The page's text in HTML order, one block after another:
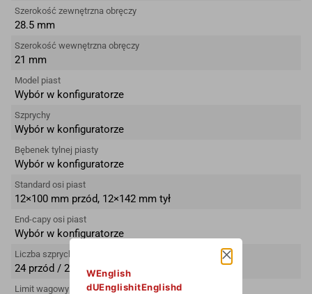
Szerokość zewnętrzna obręczy
28.5 mm
Szerokość wewnętrzna obręczy
21 mm
Model piast
Wybór w konfiguratorze
Szprychy
Wybór w konfiguratorze
Bębenek tylnej piasty
Wybór w konfiguratorze
Standard osi piast
12×100 mm przód, 12×142 mm tył
End-capy osi piast
Wybór w konfiguratorze
Liczba szprych
24 przód / 24 tył
Limit wagowy
WEnglish
dUEnglishitEnglishd